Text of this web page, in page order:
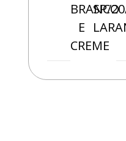
BRANCO
E
CREME
SP/